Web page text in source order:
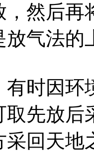
，然后
气法的
因环
先放后
采回天